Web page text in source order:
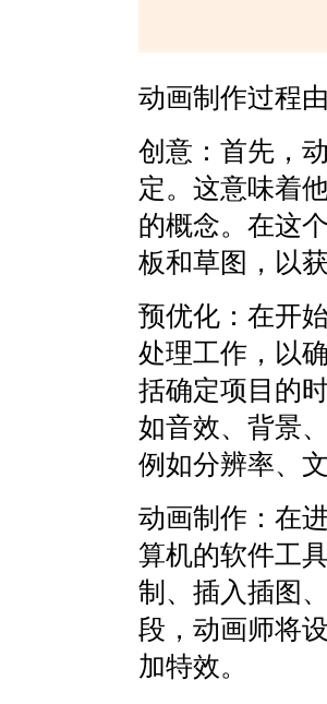
动画制作过程
创意：首先，
定。这意味着
的概念。在这
板和草图，以
预优化：在开
处理工作，以
括确定项目的
如音效、背景
例如分辨率、
动画制作：在
算机的软件工
制、插入插图
段，动画师将
加特效。